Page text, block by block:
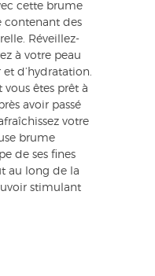
cette brume
contenant des
Réveillez-
à votre peau
d’hydratation.
vous êtes prêt à
avoir passé
votre
brume
de ses fines
au long de la
stimulant